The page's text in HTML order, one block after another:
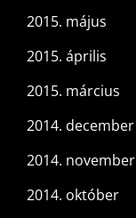
2015. május
2015. április
2015. március
2014. december
2014. november
2014. október